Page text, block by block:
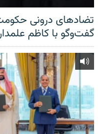
تضادهای درونی
گفت‌‌وگو با کاظم